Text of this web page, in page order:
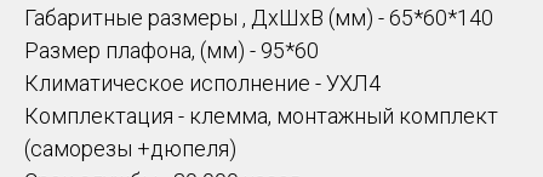
Габаритные размеры , ДхШхВ (мм) - 65*60*140
Размер плафона, (мм) - 95*60
Климатическое исполнение - УХЛ4
Комплектация - клемма, монтажный комплект
(саморезы +дюпеля)